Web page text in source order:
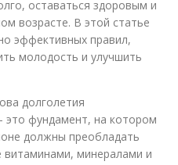
оставаться здоровым и
возрасте. В этой статье
эффективных правил,
молодость и улучшить
долголетия
это фундамент, на котором
должны преобладать
витаминами, минералами и